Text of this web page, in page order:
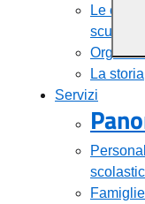
Le carte
scuola
La storia
Servizi